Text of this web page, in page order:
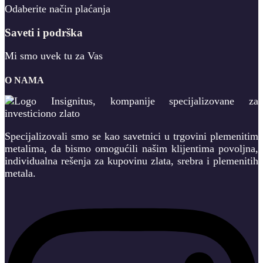
Odaberite način plaćanja
Saveti i podrška
Mi smo uvek tu za Vas
O NAMA
Specijalizovali smo se kao savetnici u trgovini plemenitim
metalima, da bismo omogućili našim klijentima povoljna,
individualna rešenja za kupovinu zlata, srebra i plemenitih
metala.